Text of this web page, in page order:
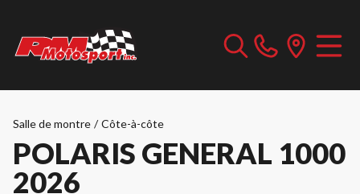
Salle de montre / Côte-à-côte
POLARIS GENERAL 1000
2026